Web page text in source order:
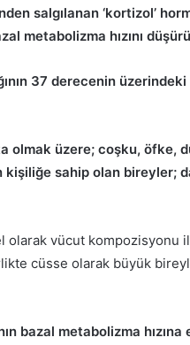
salgılanan ‘kortizol’
metabolizma hızını
37 derecenin
olmak üzere; coşku, öfke,
sahip olan bireyler;
olarak vücut kompozisyonu
cüsse olarak büyük
bazal metabolizma